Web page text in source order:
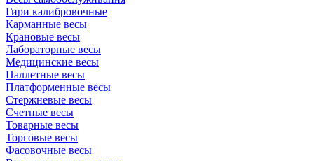
Гири калибровочные
Карманные весы
Крановые весы
Лабораторные весы
Медицинские весы
Паллетные весы
Платформенные весы
Стержневые весы
Счетные весы
Товарные весы
Торговые весы
Фасовочные весы